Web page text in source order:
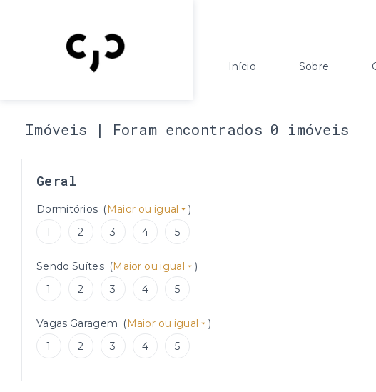
Início Sobre
Imóveis | Foram encontrados 0 imóveis
Geral
Dormitórios (Maior ou igual
)
1
2 3 4 5
Sendo Suítes (Maior ou igual
)
1
2 3 4 5
Vagas Garagem (Maior ou igual
)
1
2 3 4 5